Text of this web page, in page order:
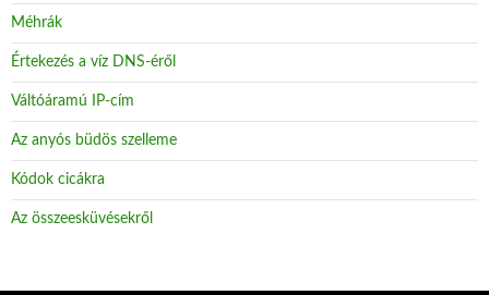
Méhrák
Értekezés a víz DNS-éről
Váltóáramú IP-cím
Az anyós büdös szelleme
Kódok cicákra
Az összeesküvésekről